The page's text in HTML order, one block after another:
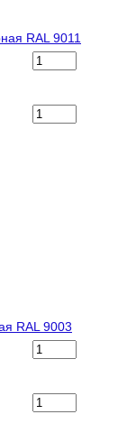
RAL 9011
RAL 9003